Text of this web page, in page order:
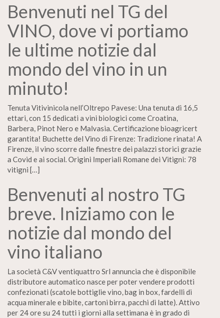
Benvenuti nel TG del
VINO, dove vi portiamo
le ultime notizie dal
mondo del vino in un
minuto!
Tenuta Vitivinicola nell’Oltrepo Pavese: Una tenuta di 16,5
ettari, con 15 dedicati a vini biologici come Croatina,
Barbera, Pinot Nero e Malvasia. Certificazione bioagricert
garantita! Buchette del Vino di Firenze: Tradizione rinata! A
Firenze, il vino scorre dalle finestre dei palazzi storici grazie
a Covid e ai social. Origini Imperiali Romane dei Vitigni: 78
vitigni […]
Benvenuti al nostro TG
breve. Iniziamo con le
notizie dal mondo del
vino italiano
La società C&V ventiquattro Srl annuncia che è disponibile
distributore automatico nasce per poter vendere prodotti
confezionati (scatole bottiglie vino, bag in box, fardelli di
acqua minerale e bibite, cartoni birra, pacchi di latte). Attivo
per 24 ore su 24 tutti i giorni alla settimana è in grado di